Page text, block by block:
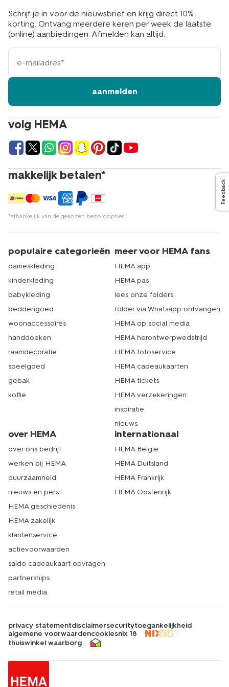
volg HEMA
makkelijk betalen*
*afhankelijk van de gekozen bezorgopties
Schrijf je in voor de nieuwsbrief en krijg direct 10%
korting. Ontvang meerdere keren per week de laatste
(online) aanbiedingen. Afmelden kan altijd.
e-
mailadres
aanmelden
populaire categorieën
dameskleding
kinderkleding
babykleding
beddengoed
woonaccessoires
handdoeken
raamdecoratie
speelgoed
gebak
koffie
meer voor HEMA fans
HEMA app
HEMA pas
lees onze folders
folder via Whatsapp ontvangen
HEMA op social media
HEMA herontwerpwedstrijd
HEMA fotoservice
HEMA cadeaukaarten
HEMA tickets
HEMA verzekeringen
inspiratie
nieuws
over HEMA
over ons bedrijf
werken bij HEMA
duurzaamheid
nieuws en pers
HEMA geschiedenis
HEMA zakelijk
klantenservice
actievoorwaarden
saldo cadeaukaart opvragen
partnerships
retail media
internationaal
HEMA België
HEMA Duitsland
HEMA Frankrijk
HEMA Oostenrijk
privacy statementdisclaimersecuritytoegankelijkheid
algemene voorwaardencookiesnix 18
thuiswinkel waarborg
Feedback